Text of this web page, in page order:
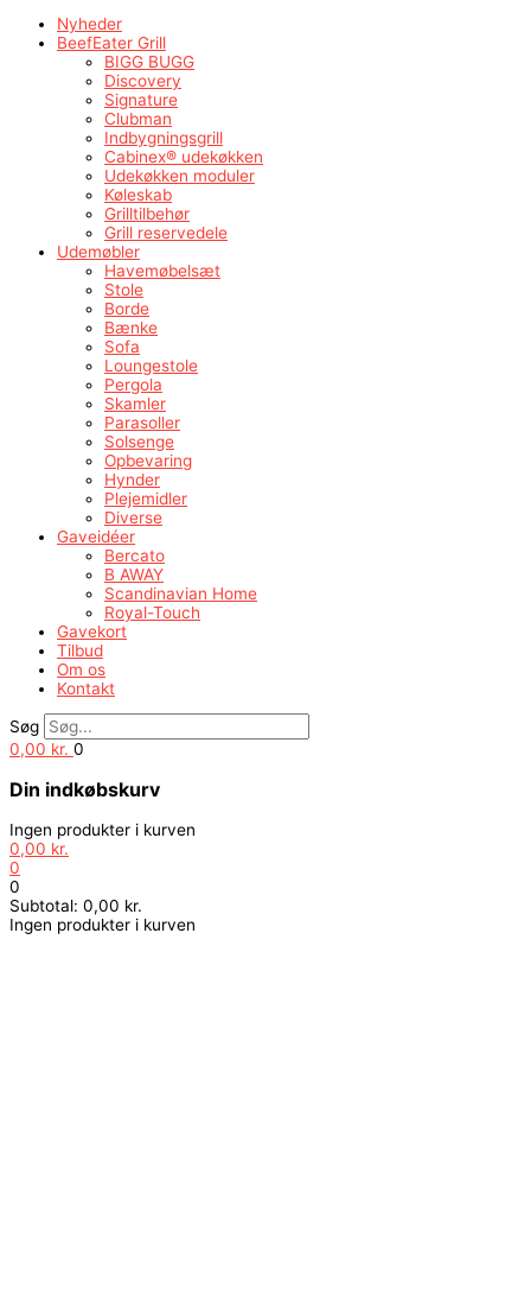
Nyheder
BeefEater Grill
BIGG BUGG
Discovery
Signature
Clubman
Indbygningsgrill
Cabinex® udekøkken
Udekøkken moduler
Køleskab
Grilltilbehør
Grill reservedele
Udemøbler
Havemøbelsæt
Stole
Borde
Bænke
Sofa
Loungestole
Pergola
Skamler
Parasoller
Solsenge
Opbevaring
Hynder
Plejemidler
Diverse
Gaveidéer
Bercato
B AWAY
Scandinavian Home
Royal-Touch
Gavekort
Tilbud
Om os
Kontakt
Søg
0,00 kr. 0
Din indkøbskurv
Ingen produkter i kurven
0,00 kr.
0
0
Subtotal: 0,00 kr.
Ingen produkter i kurven